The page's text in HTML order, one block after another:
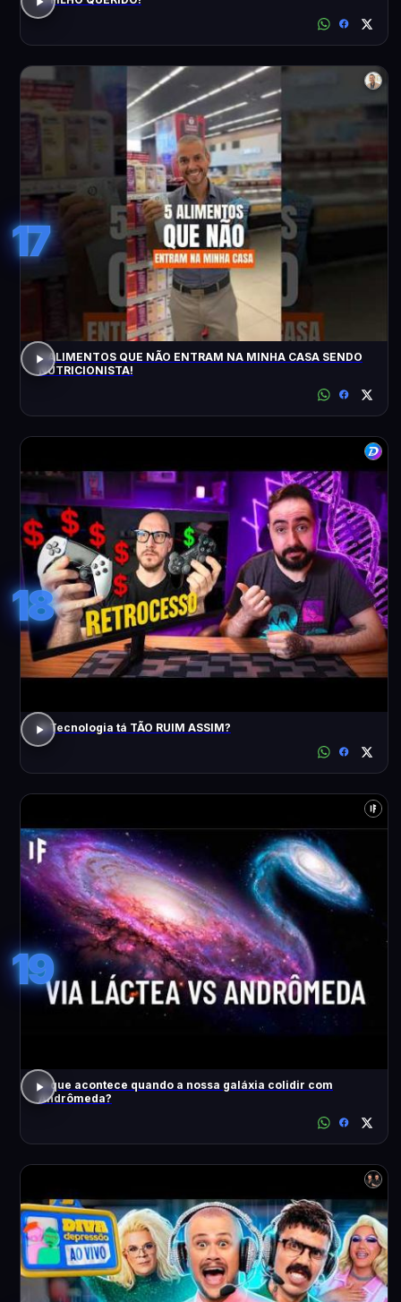
17
5 ALIMENTOS QUE NÃO ENTRAM NA MINHA CASA SENDO
NUTRICIONISTA!
18
A Tecnologia tá TÃO RUIM ASSIM?
19
O que acontece quando a nossa galáxia colidir com
Andrômeda?